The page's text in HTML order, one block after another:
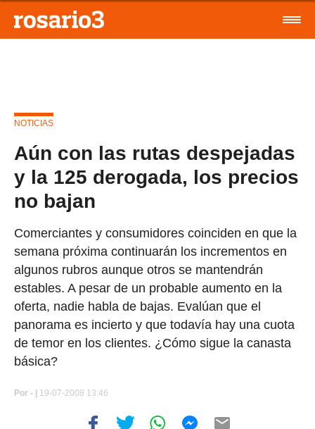
NOTICIAS
Aún con las rutas despejadas
y la 125 derogada, los precios
no bajan
Comerciantes y consumidores coinciden en que la
semana próxima continuarán los incrementos en
algunos rubros aunque otros se mantendrán
estables. A pesar de un probable aumento en la
oferta, nadie habla de bajas. Evalúan que el
panorama es incierto y que todavía hay una cuota
de temor en los clientes. ¿Cómo sigue la canasta
básica?
Por - | 19-07-2008 13:46